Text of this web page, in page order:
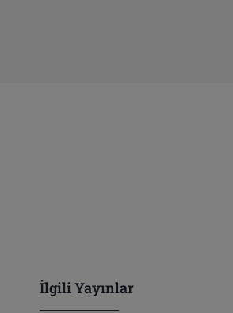
İlgili Yayınlar